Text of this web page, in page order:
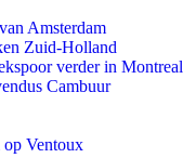
Amsterdam
Zuid-Holland
verder in Montreal
Cambuur
Ventoux